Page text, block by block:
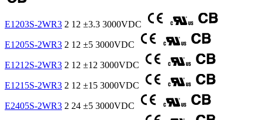
E1203S-2WR3 2 12 ±3.3 3000VDC
E1205S-2WR3 2 12 ±5 3000VDC
E1212S-2WR3 2 12 ±12 3000VDC
E1215S-2WR3 2 12 ±15 3000VDC
E2405S-2WR3 2 24 ±5 3000VDC